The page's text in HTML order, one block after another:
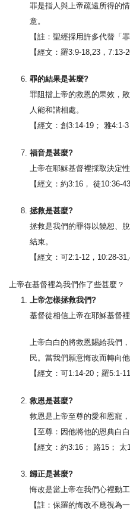
罪是指人與上帝疏遠所得的
意。
【註：聖經採用許多代替「
【經文：羅3:9-18,23，7:13-
罪的結果是甚麼?
罪阻擋上帝的救恩的果效，
人能和諧相處。
【經文：創3:14-19； 雅4:1-3
福音是甚麼?
上帝在耶穌基督裡採取決定
【經文：約3:16， 徒10:36-43
拯救是甚麼?
拯救是我們的罪得以饒恕、
結束。
【經文：可2:1-12，10:28-
上帝在基督裡為我們作了些甚麼？
上帝怎樣拯救我們?
基督徒相信上帝在耶穌基督
上帝白白的將救恩賜給我們
民。當我們願意悔改而轉向
【經文：可1:14-20；羅5:1-
救恩是甚麼?
救恩是上帝至尊的愛和恩寵
【至尊：因他將他的恩典白
【經文：約3:16； 路15； 太
歸正是甚麼?
悔改是當上帝在我們心裡動
【註：保羅的悔改不應視為